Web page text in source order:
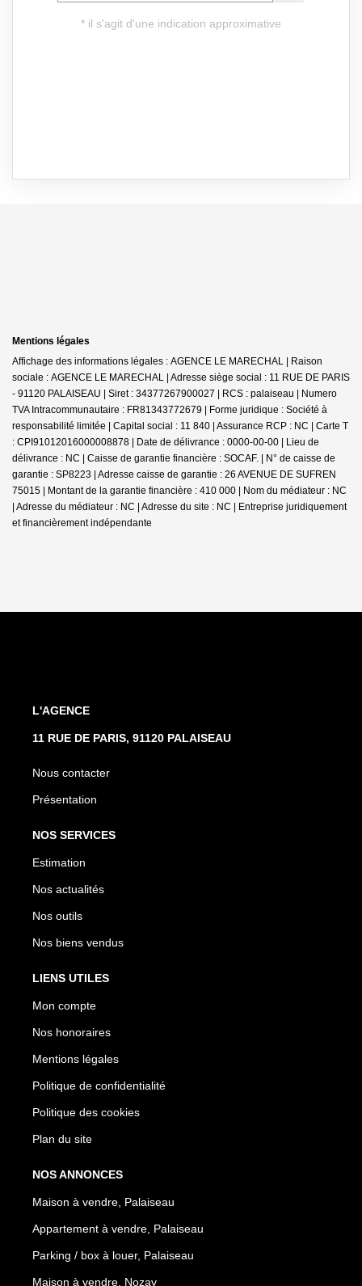
Mentions légales
Affichage des informations légales : AGENCE LE MARECHAL | Raison
sociale : AGENCE LE MARECHAL | Adresse siège social : 11 RUE DE PARIS
- 91120 PALAISEAU | Siret : 34377267900027 | RCS : palaiseau | Numero
TVA Intracommunautaire : FR81343772679 | Forme juridique : Société à
responsabilité limitée | Capital social : 11 840 | Assurance RCP : NC | Carte T
: CPI91012016000008878 | Date de délivrance : 0000-00-00 | Lieu de
délivrance : NC | Caisse de garantie financière : SOCAF. | N° de caisse de
garantie : SP8223 | Adresse caisse de garantie : 26 AVENUE DE SUFREN
75015 | Montant de la garantie financière : 410 000 | Nom du médiateur : NC
| Adresse du médiateur : NC | Adresse du site : NC | Entreprise juridiquement
et financièrement indépendante
L'AGENCE
11 RUE DE PARIS, 91120 PALAISEAU
Nous contacter
Présentation
NOS SERVICES
Estimation
Nos actualités
Nos outils
Nos biens vendus
LIENS UTILES
Mon compte
Nos honoraires
Mentions légales
Politique de confidentialité
Politique des cookies
Plan du site
NOS ANNONCES
Maison à vendre, Palaiseau
Appartement à vendre, Palaiseau
Parking / box à louer, Palaiseau
Maison à vendre, Nozay